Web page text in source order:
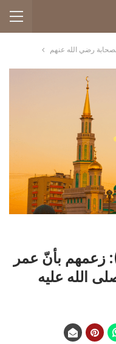
رضي الله عنهم
حول الصحابة (9): زعمهم بأنّ عمر
الله عليه